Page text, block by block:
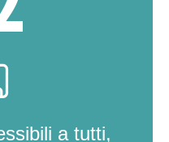
a tutti,